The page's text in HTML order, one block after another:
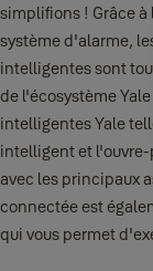
simplifions ! Grâce à
système d'alarme,
intelligentes sont
de l'écosystème
intelligentes Yale
intelligent et l'ouvre-
avec les principaux
connectée est
qui vous permet